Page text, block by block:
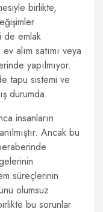
birlikte,
de emlak
alım satımı veya
yapılmıyor.
tapu sistemi ve
durumda.
insanların
Ancak bu
süreçlerinin
olumsuz
bu sorunlar